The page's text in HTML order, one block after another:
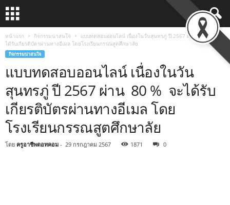
หน้าแรก กิจกรรมน่าสนใจ
แบบทดสอบออนไลน์ เนื่องในวันสุนทรภู่ ปี 2567 ผ่าน 80 % จะ
ได้รับเกียรติบัตรผ่านทางอีเมล โดยโรงเรียนกรรณสูตศึกษาลัย
กิจกรรมน่าสนใจ
แบบทดสอบออนไลน์ เนื่องในวัน
สุนทรภู่ ปี 2567 ผ่าน 80 % จะได้รับ
เกียรติบัตรผ่านทางอีเมล โดย
โรงเรียนกรรณสูตศึกษาลัย
โดย ครูอาชีพดอทคอม - 29 กรกฎาคม 2567 1871 0